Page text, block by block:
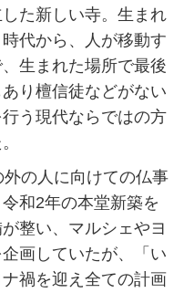
た新しい寺。生まれ
代から、人が移動す
生まれた場所で最後
り檀信徒などがない
う現代ならではの方
の人に向けての仏事
和2年の本堂新築を
整い、マルシェやヨ
画していたが、「い
禍を迎え全ての計画